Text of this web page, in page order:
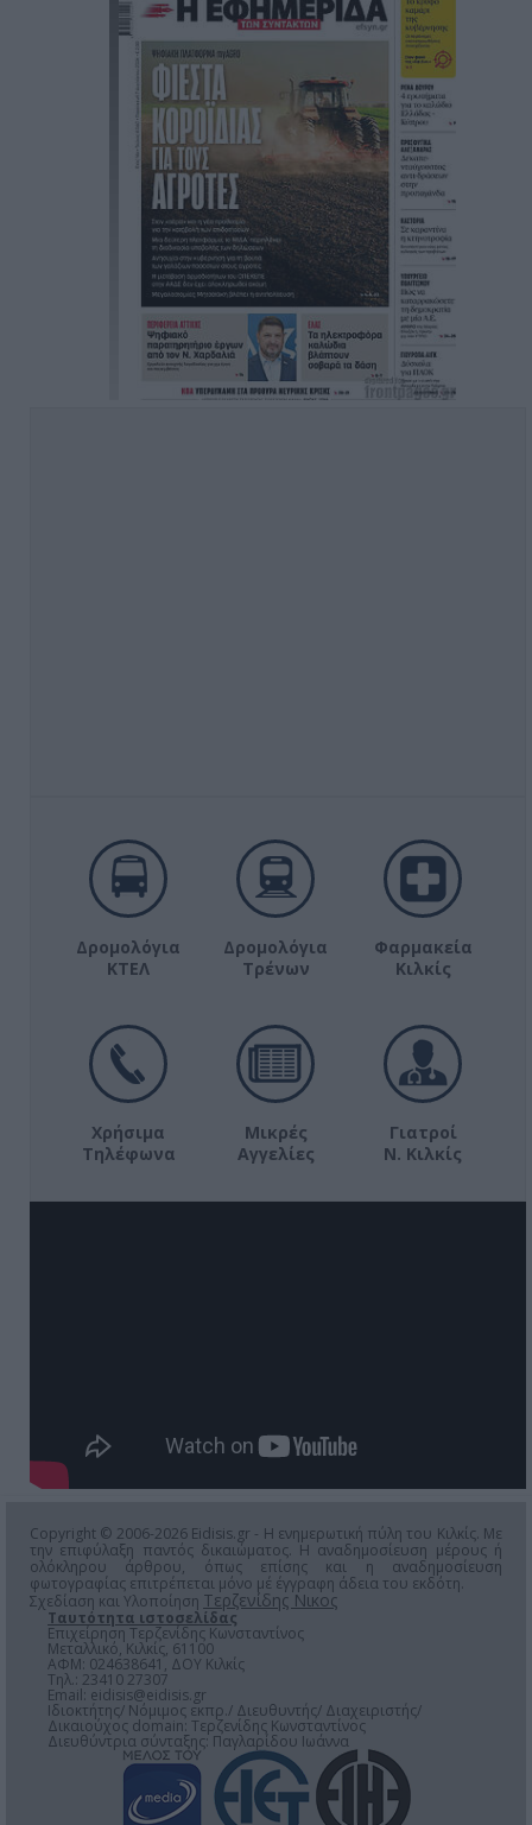
Δρομολόγια
ΚΤΕΛ
Δρομολόγια
Τρένων
Φαρμακεία
Κιλκίς
Χρήσιμα
Τηλέφωνα
Μικρές
Αγγελίες
Γιατροί
Ν. Κιλκίς
Copyright © 2006-2026 Eidisis.gr - Η ενημερωτική πύλη του Κιλκίς. Με
την επιφύλαξη παντός δικαιώματος. Η αναδημοσίευση μέρους ή
ολόκληρου άρθρου, όπως επίσης και η αναδημοσίευση
φωτογραφίας επιτρέπεται μόνο μέ έγγραφη άδεια του εκδότη.
Σχεδίαση και Υλοποίηση Τερζενίδης Νικος
Ταυτότητα ιστοσελίδας
Επιχείρηση Τερζενίδης Κωνσταντίνος
Μεταλλικό, Κιλκίς, 61100
ΑΦΜ: 024638641, ΔΟΥ Κιλκίς
Τηλ.: 23410 27307
Email: eidisis@eidisis.gr
Ιδιοκτήτης/ Νόμιμος εκπρ./ Διευθυντής/ Διαχειριστής/
Δικαιούχος domain: Τερζενίδης Κωνσταντίνος
Διευθύντρια σύνταξης: Παγλαρίδου Ιωάννα